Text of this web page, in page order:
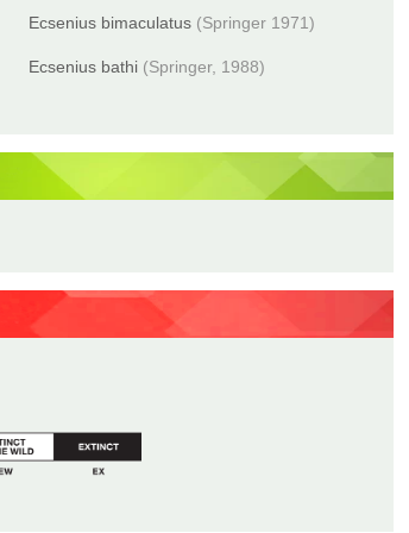
Ecsenius bimaculatus (Springer 1971)
Ecsenius bathi (Springer, 1988)